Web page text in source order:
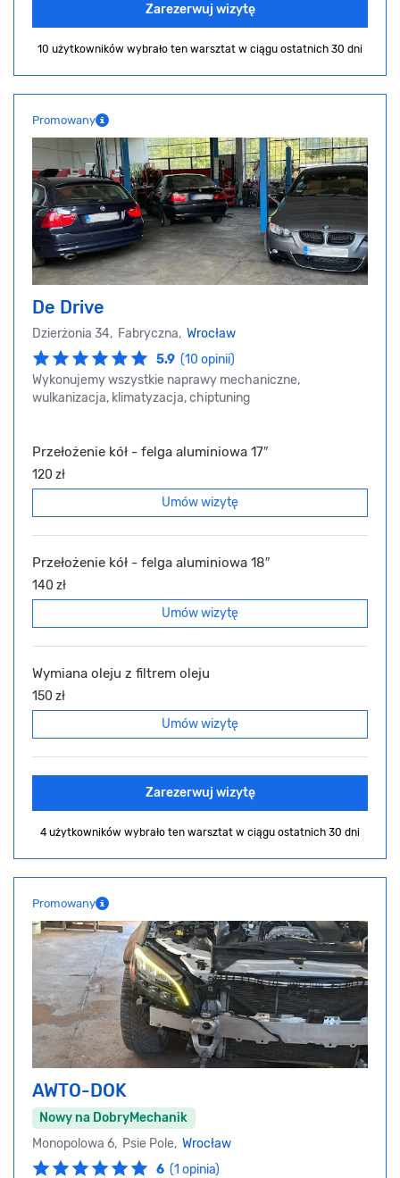
Zarezerwuj wizytę
10 użytkowników wybrało ten warsztat w ciągu ostatnich 30 dni
Promowany
De Drive
Dzierżonia 34, Fabryczna, Wrocław
5.9 (10 opinii)
Wykonujemy wszystkie naprawy mechaniczne,
wulkanizacja, klimatyzacja, chiptuning
Przełożenie kół - felga aluminiowa 17″
120 zł
Umów wizytę
Przełożenie kół - felga aluminiowa 18″
140 zł
Umów wizytę
Wymiana oleju z filtrem oleju
150 zł
Umów wizytę
Zarezerwuj wizytę
4 użytkowników wybrało ten warsztat w ciągu ostatnich 30 dni
Promowany
AWTO-DOK
Nowy na DobryMechanik
Monopolowa 6, Psie Pole, Wrocław
6 (1 opinia)